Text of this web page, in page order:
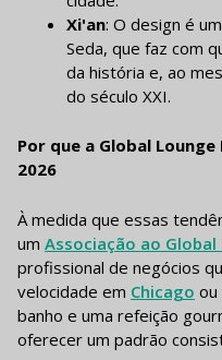
Xi'an: O design é
Seda, que faz com
da história e, ao
do século XXI.
Por que a Global
2026
À medida que essas
um Associação ao Global
profissional de negócios
velocidade em Chicago ou
banho e uma refeição
oferecer um padrão